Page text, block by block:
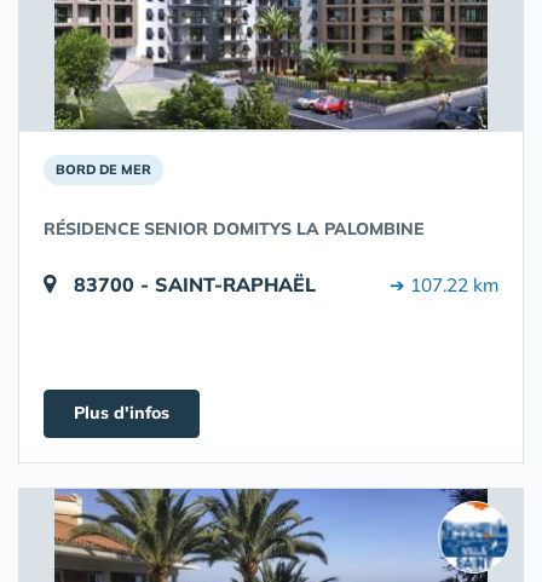
BORD DE MER
RÉSIDENCE SENIOR DOMITYS LA PALOMBINE
83700 - SAINT-RAPHAËL ➔ 107.22 km
Plus d'infos